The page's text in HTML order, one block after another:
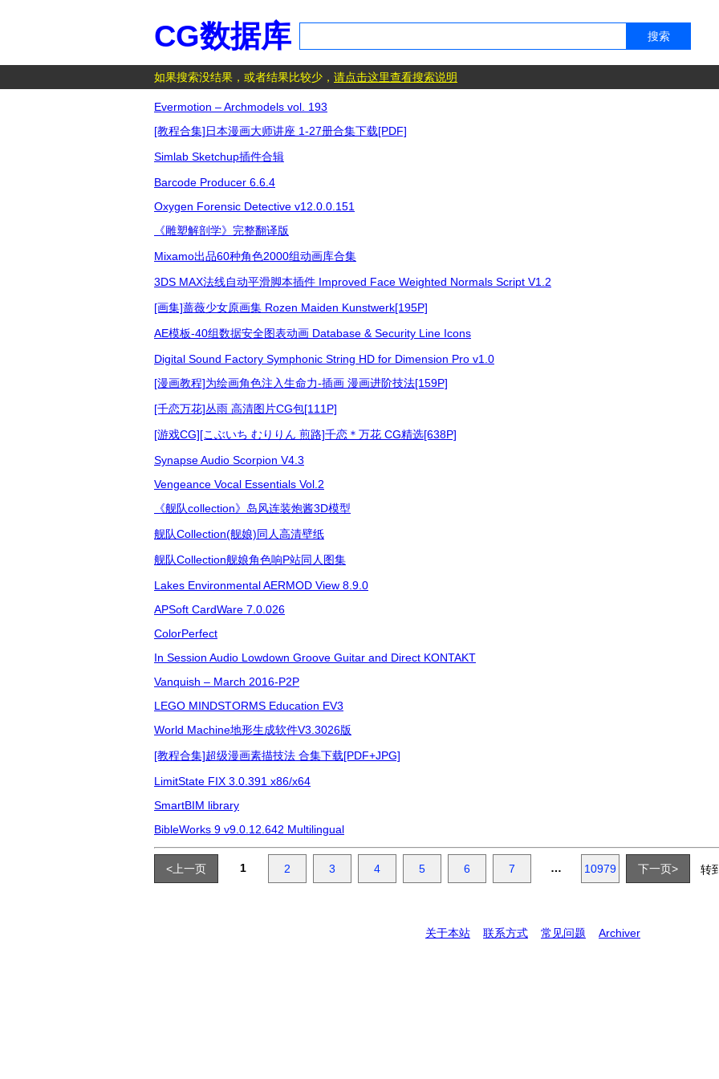
CG数据库
如果搜索没结果，或者结果比较少， 请点击这里查看搜索说明
Evermotion – Archmodels vol. 193
[教程合集]日本漫画大师讲座 1-27册合集下载[PDF]
Simlab Sketchup插件合辑
Barcode Producer 6.6.4
Oxygen Forensic Detective v12.0.0.151
《雕塑解剖学》完整翻译版
Mixamo出品60种角色2000组动画库合集
3DS MAX法线自动平滑脚本插件 Improved Face Weighted Normals Script V1.2
[画集]蔷薇少女原画集 Rozen Maiden Kunstwerk[195P]
AE模板-40组数据安全图表动画 Database & Security Line Icons
Digital Sound Factory Symphonic String HD for Dimension Pro v1.0
[漫画教程]为绘画角色注入生命力-插画 漫画进阶技法[159P]
[千恋万花]丛雨 高清图片CG包[111P]
[游戏CG][こぶいち むりりん 煎路]千恋＊万花 CG精选[638P]
Synapse Audio Scorpion V4.3
Vengeance Vocal Essentials Vol.2
《舰队collection》岛风连装炮酱3D模型
舰队Collection(舰娘)同人高清壁纸
舰队Collection舰娘角色响P站同人图集
Lakes Environmental AERMOD View 8.9.0
APSoft CardWare 7.0.026
ColorPerfect
In Session Audio Lowdown Groove Guitar and Direct KONTAKT
Vanquish – March 2016-P2P
LEGO MINDSTORMS Education EV3
World Machine地形生成软件V3.3026版
[教程合集]超级漫画素描技法 合集下载[PDF+JPG]
LimitState FIX 3.0.391 x86/x64
SmartBIM library
BibleWorks 9 v9.0.12.642 Multilingual
<上一页 1 2 3 4 5 6 7 … 10979 下一页> 转
关于本站 联系方式 常见问题 Archiver